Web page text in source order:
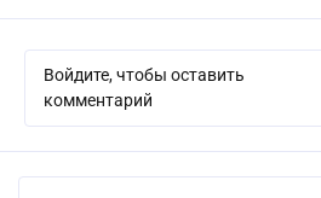
Войдите, чтобы оставить
комментарий